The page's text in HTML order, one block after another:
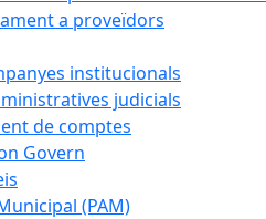
a proveïdors
institucionals
judicials
de comptes
Govern
(PAM)